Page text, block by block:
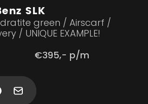
SLK
green / Airscarf /
/ UNIQUE EXAMPLE!
€395,- p/m